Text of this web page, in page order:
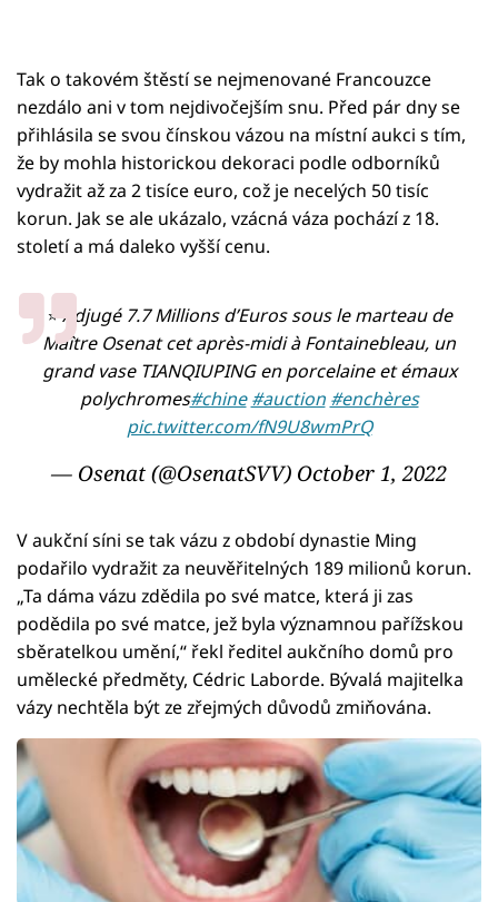
Tak o takovém štěstí se nejmenované Francouzce
nezdálo ani v tom nejdivočejším snu. Před pár dny se
přihlásila se svou čínskou vázou na místní aukci s tím,
že by mohla historickou dekoraci podle odborníků
vydražit až za 2 tisíce euro, což je necelých 50 tisíc
korun. Jak se ale ukázalo, vzácná váza pochází z 18.
století a má daleko vyšší cenu.
⭐️ Adjugé 7.7 Millions d’Euros sous le marteau de
Maître Osenat cet après-midi à Fontainebleau, un
grand vase TIANQIUPING en porcelaine et émaux
polychromes#chine #auction #enchères
pic.twitter.com/fN9U8wmPrQ
— Osenat (@OsenatSVV) October 1, 2022
V aukční síni se tak vázu z období dynastie Ming
podařilo vydražit za neuvěřitelných 189 milionů korun.
„Ta dáma vázu zdědila po své matce, která ji zas
podědila po své matce, jež byla významnou pařížskou
sběratelkou umění,“ řekl ředitel aukčního domů pro
umělecké předměty, Cédric Laborde. Bývalá majitelka
vázy nechtěla být ze zřejmých důvodů zmiňována.